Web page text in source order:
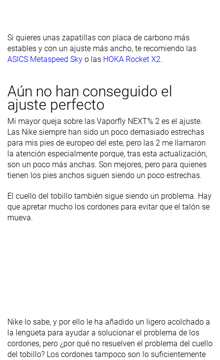
Si quieres unas zapatillas con placa de carbono más
estables y con un ajuste más ancho, te recomiendo las
ASICS Metaspeed Sky o las HOKA Rocket X2.
Aún no han conseguido el
ajuste perfecto
Mi mayor queja sobre las Vaporfly NEXT% 2 es el ajuste.
Las Nike siempre han sido un poco demasiado estrechas
para mis pies de europeo del este, pero las 2 me llamaron
la atención especialmente porque, tras esta actualización,
son un poco más anchas. Son mejores, pero para quienes
tienen los pies anchos siguen siendo un poco estrechas.
El cuello del tobillo también sigue siendo un problema. Hay
que apretar mucho los cordones para evitar que el talón se
mueva.
Nike lo sabe, y por ello le ha añadido un ligero acolchado a
la lengüeta para ayudar a solucionar el problema de los
cordones, pero ¿por qué no resuelven el problema del cuello
del tobillo? Los cordones tampoco son lo suficientemente